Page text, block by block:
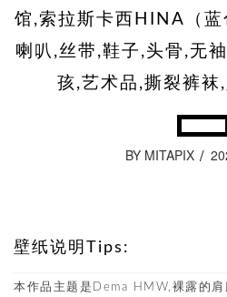
馆,索拉斯卡西HINA（蓝
喇叭,丝带,鞋子,头骨,无
孩,艺术品,撕裂裤
BY MITAPIX
壁纸说明Tips:
本作品主题是Dema HMW,裸露的